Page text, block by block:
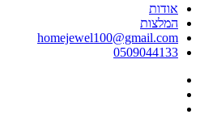
אודות
המלצות
homejewel100@gmail.com
0509044133